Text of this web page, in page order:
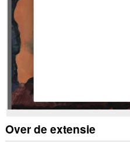
sommige
websites.
Deze
extensie
kan
browsegeschiedenis
lezen
en
aanpassen.
Over de extensie